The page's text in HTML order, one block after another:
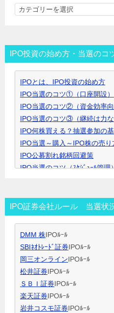
カ
リ
ー
▼
ク
リ
ッ
ク
で
開
き
ま
IPO投資の始め方・当選のコ
IPOとは、IPO投資の始め方
IPO当選のコツ①（口座開設）
IPO当選のコツ②（資金効率向
IPO当選のコツ③（継続は力な
IPO何株買える？抽選参加の
IPO当選～購入～IPO株の売
IPO公募割れ銘柄回避策
IPO当選のコツ（ｽｹｼﾞｭｰﾙ管理
IPO当選のコツ（無理なく継
IPO閑散期、空白期間の過ご
IPO証券会社ルール 当選状
DMM 株IPOﾙｰﾙ
SBIﾈｵﾄﾚｰﾄﾞ証券IPOﾙｰﾙ
岡三オンラインIPOﾙｰﾙ
松井証券IPOﾙｰﾙ
ＳＢＩ証券IPOﾙｰﾙ
楽天証券IPOﾙｰﾙ
岩井コスモ証券IPOﾙｰﾙ